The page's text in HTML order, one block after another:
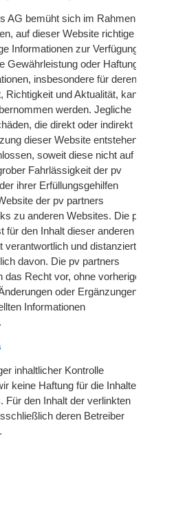
AG bemüht sich im Rahmen
auf dieser Website richtige
Informationen zur Verfügung
Gewährleistung oder Haftung
insbesondere für deren
Richtigkeit und Aktualität, kann
werden. Jegliche
die direkt oder indirekt
dieser Website entstehen,
soweit diese nicht auf
Fahrlässigkeit der pv
ihrer Erfüllungsgehilfen
der pv partners
zu anderen Websites. Die pv
für den Inhalt dieser anderen
verantwortlich und distanziert
davon. Die pv partners
das Recht vor, ohne vorherige
oder Ergänzungen
Informationen
inhaltlicher Kontrolle
keine Haftung für die Inhalte
Für den Inhalt der verlinkten
deren Betreiber